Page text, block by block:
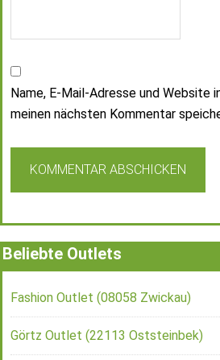
Name, E-Mail-Adresse und Website
meinen nächsten Kommentar
Beliebte Outlets
Fashion Outlet (08058 Zwickau)
Görtz Outlet (22113 Oststeinbek)